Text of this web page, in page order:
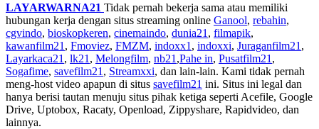
LAYARWARNA21 Tidak pernah bekerja sama atau memiliki
hubungan kerja dengan situs streaming online Ganool, rebahin,
cgvindo, bioskopkeren, cinemaindo, dunia21 , filmapik,
kawanfilm21 , Fmoviez, FMZM, indoxx1 , indoxxi, Juraganfilm21 ,
Layarkaca21 , lk21 , Melongfilm, nb21 ,Pahe in, Pusatfilm21 ,
Sogafime, savefilm21 , Streamxxi, dan lain-lain. Kami tidak pernah
meng-host video apapun di situs savefilm21 ini. Situs ini legal dan
hanya berisi tautan menuju situs pihak ketiga seperti Acefile, Google
Drive, Uptobox, Racaty, Openload, Zippyshare, Rapidvideo, dan
lainnya.